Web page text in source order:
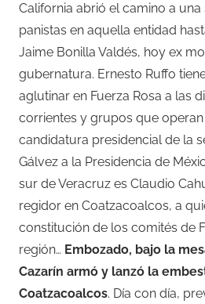
California abrió el camino a
panistas en aquella entidad
Jaime Bonilla Valdés, hoy ex
gubernatura. Ernesto Ruffo
aglutinar en Fuerza Rosa a las
corrientes y grupos que
candidatura presidencial de la
Gálvez a la Presidencia de
sur de Veracruz es Claudio
regidor en Coatzacoalcos, a
constitución de los comités de
región… Embozado, bajo la
Cazarín armó y lanzó la
Coatzacoalcos. Día con día,